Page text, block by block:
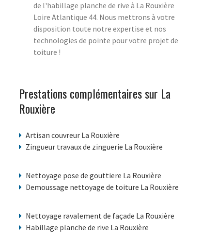
de l'habillage planche de rive à La Rouxière
Loire Atlantique 44. Nous mettrons à votre
disposition toute notre expertise et nos
technologies de pointe pour votre projet de
toiture !
Prestations complémentaires sur La
Rouxière
Artisan couvreur La Rouxière
Zingueur travaux de zinguerie La Rouxière
Nettoyage pose de gouttiere La Rouxière
Demoussage nettoyage de toiture La Rouxière
Nettoyage ravalement de façade La Rouxière
Habillage planche de rive La Rouxière